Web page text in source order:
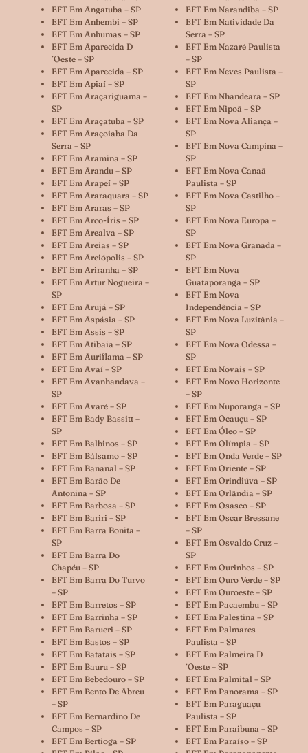
EFT Em Angatuba – SP
EFT Em Anhembi – SP
EFT Em Anhumas – SP
EFT Em Aparecida D
´oeste – SP
EFT Em Aparecida – SP
EFT Em Apiaí – SP
EFT Em Araçariguama –
SP
EFT Em Araçatuba – SP
EFT Em Araçoiaba Da
Serra – SP
EFT Em Aramina – SP
EFT Em Arandu – SP
EFT Em Arapeí – SP
EFT Em Araraquara – SP
EFT Em Araras – SP
EFT Em Arco-Íris – SP
EFT Em Arealva – SP
EFT Em Areias – SP
EFT Em Areiópolis – SP
EFT Em Ariranha – SP
EFT Em Artur Nogueira –
SP
EFT Em Arujá – SP
EFT Em Aspásia – SP
EFT Em Assis – SP
EFT Em Atibaia – SP
EFT Em Auriflama – SP
EFT Em Avaí – SP
EFT Em Avanhandava –
SP
EFT Em Avaré – SP
EFT Em Bady Bassitt –
SP
EFT Em Balbinos – SP
EFT Em Bálsamo – SP
EFT Em Bananal – SP
EFT Em Barão De
Antonina – SP
EFT Em Barbosa – SP
EFT Em Bariri – SP
EFT Em Barra Bonita –
SP
EFT Em Barra Do
Chapéu – SP
EFT Em Barra Do Turvo
– SP
EFT Em Barretos – SP
EFT Em Barrinha – SP
EFT Em Barueri – SP
EFT Em Bastos – SP
EFT Em Batatais – SP
EFT Em Bauru – SP
EFT Em Bebedouro – SP
EFT Em Bento De Abreu
– SP
EFT Em Bernardino De
Campos – SP
EFT Em Bertioga – SP
EFT Em Narandiba – SP
EFT Em Natividade Da
Serra – SP
EFT Em Nazaré Paulista
– SP
EFT Em Neves Paulista –
SP
EFT Em Nhandeara – SP
EFT Em Nipoã – SP
EFT Em Nova Aliança –
SP
EFT Em Nova Campina –
SP
EFT Em Nova Canaã
Paulista – SP
EFT Em Nova Castilho –
SP
EFT Em Nova Europa –
SP
EFT Em Nova Granada –
SP
EFT Em Nova
Guataporanga – SP
EFT Em Nova
Independência – SP
EFT Em Nova Luzitânia –
SP
EFT Em Nova Odessa –
SP
EFT Em Novais – SP
EFT Em Novo Horizonte
– SP
EFT Em Nuporanga – SP
EFT Em Ocauçu – SP
EFT Em Óleo – SP
EFT Em Olímpia – SP
EFT Em Onda Verde – SP
EFT Em Oriente – SP
EFT Em Orindiúva – SP
EFT Em Orlândia – SP
EFT Em Osasco – SP
EFT Em Oscar Bressane
– SP
EFT Em Osvaldo Cruz –
SP
EFT Em Ourinhos – SP
EFT Em Ouro Verde – SP
EFT Em Ouroeste – SP
EFT Em Pacaembu – SP
EFT Em Palestina – SP
EFT Em Palmares
Paulista – SP
EFT Em Palmeira D
´oeste – SP
EFT Em Palmital – SP
EFT Em Panorama – SP
EFT Em Paraguaçu
Paulista – SP
EFT Em Paraibuna – SP
EFT Em Paraíso – SP